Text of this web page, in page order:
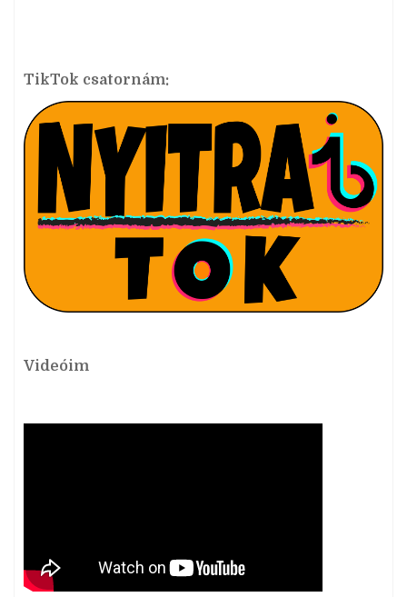
TikTok csatornám:
Videóim